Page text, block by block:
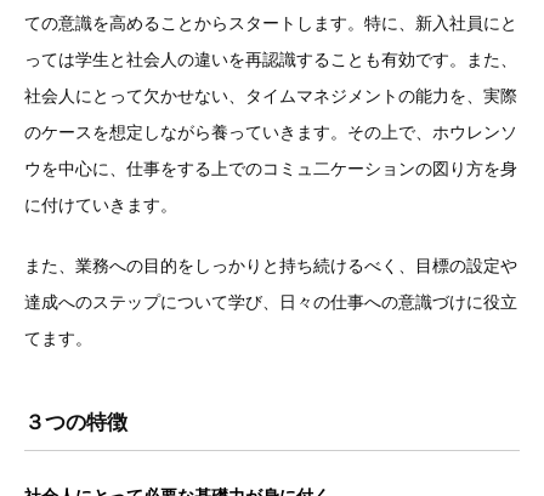
ての意識を高めることからスタートします。特に、新入社員にと
っては学生と社会人の違いを再認識することも有効です。また、
社会人にとって欠かせない、タイムマネジメントの能力を、実際
のケースを想定しながら養っていきます。その上で、ホウレンソ
ウを中心に、仕事をする上でのコミュ二ケーションの図り方を身
に付けていきます。
また、業務への目的をしっかりと持ち続けるべく、目標の設定や
達成へのステップについて学び、日々の仕事への意識づけに役立
てます。
３つの特徴